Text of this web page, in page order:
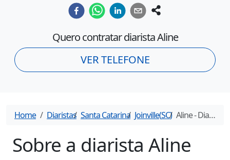
Quero contratar diaristaAline
VER TELEFONE
Home Diaristas Santa Catarina Joinville(SC) Aline- Diarista em
Sobre a diarista Aline